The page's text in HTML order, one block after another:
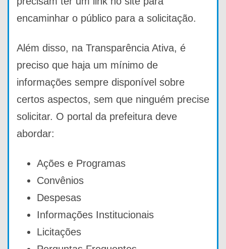
encaminhar o público para a solicitação.
Além disso, na Transparência Ativa, é
preciso que haja um mínimo de
informações sempre disponível sobre
certos aspectos, sem que ninguém precise
solicitar. O portal da prefeitura deve
abordar:
Ações e Programas
Convênios
Despesas
Informações Institucionais
Licitações